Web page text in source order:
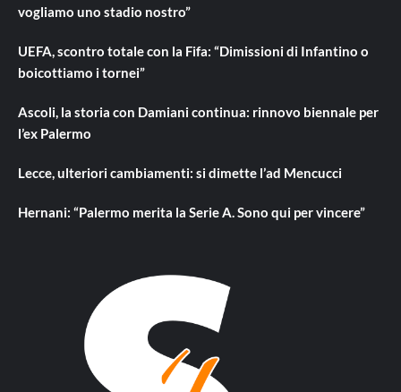
vogliamo uno stadio nostro”
UEFA, scontro totale con la Fifa: “Dimissioni di Infantino o
boicottiamo i tornei”
Ascoli, la storia con Damiani continua: rinnovo biennale per
l’ex Palermo
Lecce, ulteriori cambiamenti: si dimette l’ad Mencucci
Hernani: “Palermo merita la Serie A. Sono qui per vincere”